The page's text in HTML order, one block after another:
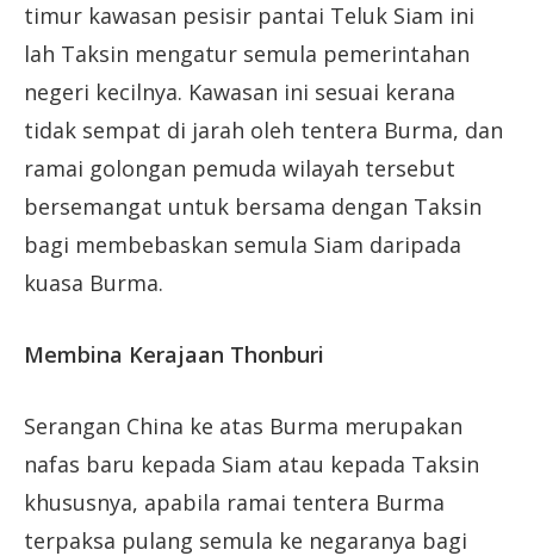
timur kawasan pesisir pantai Teluk Siam ini
lah Taksin mengatur semula pemerintahan
negeri kecilnya. Kawasan ini sesuai kerana
tidak sempat di jarah oleh tentera Burma, dan
ramai golongan pemuda wilayah tersebut
bersemangat untuk bersama dengan Taksin
bagi membebaskan semula Siam daripada
kuasa Burma.
Membina Kerajaan Thonburi
Serangan China ke atas Burma merupakan
nafas baru kepada Siam atau kepada Taksin
khususnya, apabila ramai tentera Burma
terpaksa pulang semula ke negaranya bagi